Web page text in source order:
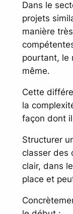
Dans le
projets
manière
pourtant, le
même.
Cette
la
façon dont
Structurer
classer des
clair, dans
place et